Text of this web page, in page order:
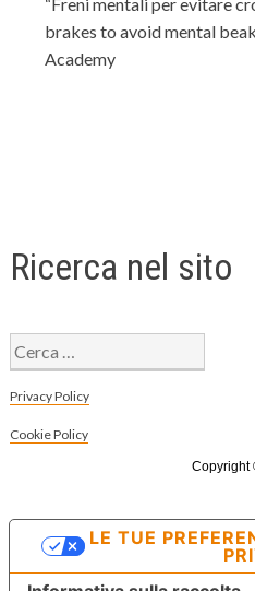
“Freni mentali per evitare
brakes to avoid mental
Academy
Ricerca nel sito
Ricerca
per:
Privacy Policy
Cookie Policy
Copyright
LE TUE